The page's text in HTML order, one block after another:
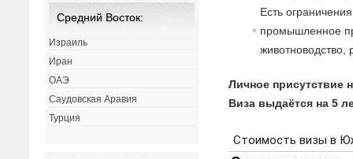
Есть
промышленное
Личное присутствие
Виза выдаётся на 5
Средний Восток:
Израиль
Иран
ОАЭ
Саудовская Аравия
Турция